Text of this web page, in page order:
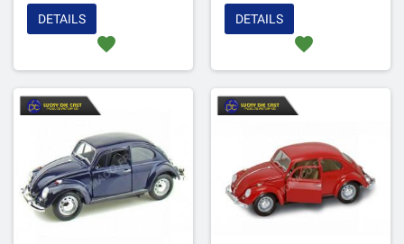
favorite
DETAILS
favorite
DETAILS